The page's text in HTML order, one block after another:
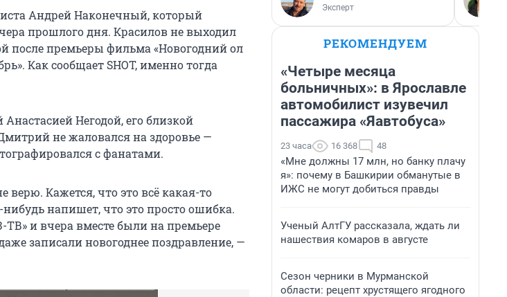
Андрей Наконечный, который
прошлого дня. Красилов не выходил
после премьеры фильма «Новогодний ол
Как сообщает SHOT, именно тогда
Негодой, его близкой
не жаловался на здоровье —
с фанатами.
верю. Кажется, что это всё какая-то
напишет, что это просто ошибка.
и вчера вместе были на премьере
записали новогоднее поздравление, —
Эксперт
РЕКОМЕНДУЕМ
«Четыре месяца
больничных»: в Ярославле
автомобилист изувечил
пассажира «Яавтобуса»
23 часа 16 368 48
«Мне должны 17 млн, но банку плачу
я»: почему в Башкирии обманутые в
ИЖС не могут добиться правды
Ученый АлтГУ рассказала, ждать ли
нашествия комаров в августе
Сезон черники в Мурманской
области: рецепт хрустящего ягодного